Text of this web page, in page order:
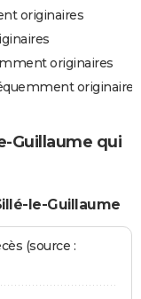
originaires
originaires
originaires
Guillaume qui
le-Guillaume
(source :